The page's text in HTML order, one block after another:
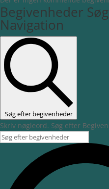
Begivenheder
Navigation
Søg efter begivenheder
Skriv nøgleord. Søg efter